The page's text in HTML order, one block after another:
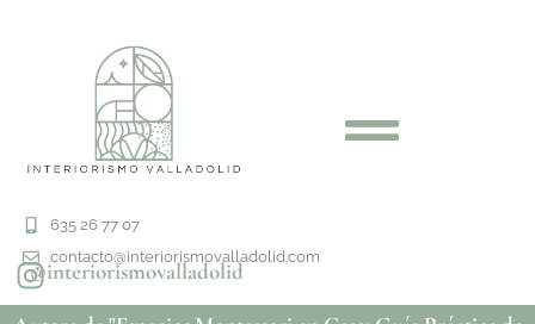
635 26 77 07
contacto@interiorismovalladolid.com
@interiorismovalladolid